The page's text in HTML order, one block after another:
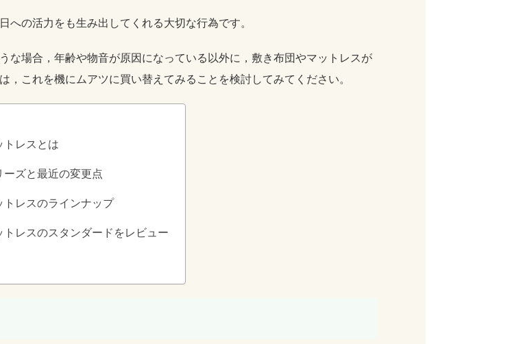
の活力をも生み出してくれる大切な行為です。
な場合，年齢や物音が原因になっている以外に，敷き布団やマットレスが
これを機にムアツに買い替えてみることを検討してみてください。
トレスとは
ーズと最近の変更点
トレスのラインナップ
トレスのスタンダードをレビュー